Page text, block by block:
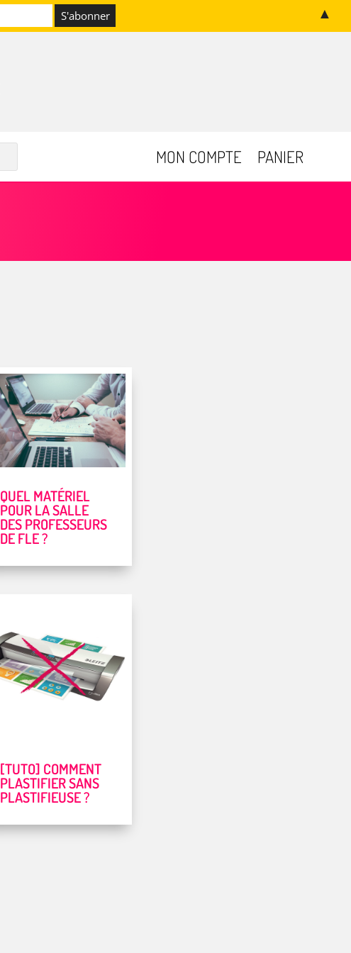
MON COMPTE PANIER
QUEL MATÉRIEL
POUR LA SALLE
DES PROFESSEURS
DE FLE ?
[TUTO] COMMENT
PLASTIFIER SANS
PLASTIFIEUSE ?
▲